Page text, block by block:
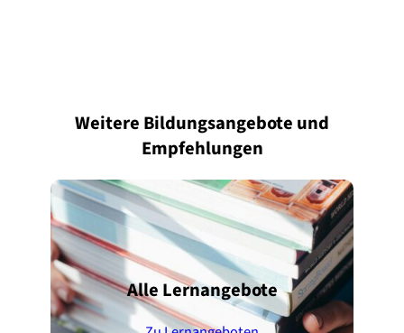
Weitere Bildungsangebote und
Empfehlungen
Alle Lernangebote